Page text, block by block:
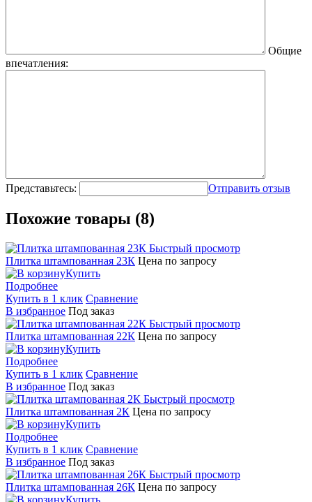
Общие
впечатления:
Представьтесь: Отправить отзыв
Похожие товары (8)
Быстрый просмотр
Плитка штампованная 23К Цена по запросу
Купить
Подробнее
Купить в 1 клик Сравнение
В избранное Под заказ
Быстрый просмотр
Плитка штампованная 22К Цена по запросу
Купить
Подробнее
Купить в 1 клик Сравнение
В избранное Под заказ
Быстрый просмотр
Плитка штампованная 2К Цена по запросу
Купить
Подробнее
Купить в 1 клик Сравнение
В избранное Под заказ
Быстрый просмотр
Плитка штампованная 26К Цена по запросу